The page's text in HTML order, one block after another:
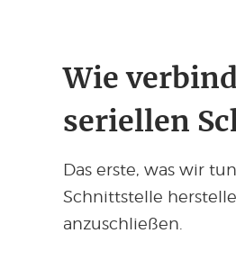
Wie
seriellen
Das erste, was wir
Schnittstelle
anzuschließen.